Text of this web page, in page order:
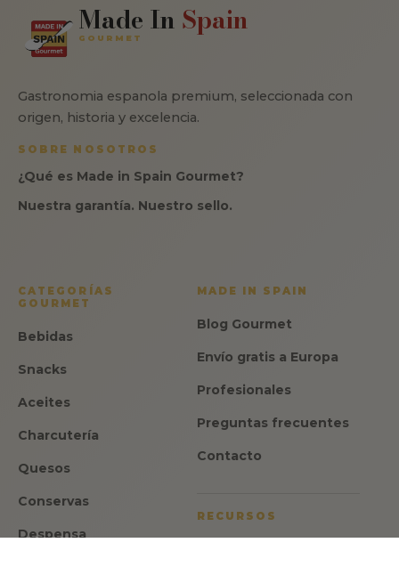
Made In Spain
GOURMET
Gastronomia espanola premium, seleccionada con
origen, historia y excelencia.
SOBRE NOSOTROS
¿Qué es Made in Spain Gourmet?
Nuestra garantía. Nuestro sello.
CATEGORÍAS
GOURMET
Bebidas
Snacks
Aceites
Charcutería
Quesos
Conservas
Despensa
MADE IN SPAIN
Blog Gourmet
Envío gratis a Europa
Profesionales
Preguntas frecuentes
Contacto
RECURSOS